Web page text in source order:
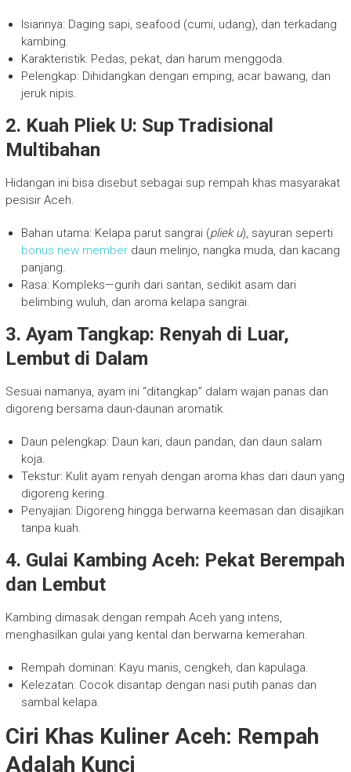
Isiannya: Daging sapi, seafood (cumi, udang), dan terkadang
kambing.
Karakteristik: Pedas, pekat, dan harum menggoda.
Pelengkap: Dihidangkan dengan emping, acar bawang, dan
jeruk nipis.
2. Kuah Pliek U: Sup Tradisional
Multibahan
Hidangan ini bisa disebut sebagai sup rempah khas masyarakat
pesisir Aceh.
Bahan utama: Kelapa parut sangrai (pliek u), sayuran seperti
bonus new memberdaun melinjo, nangka muda, dan kacang
panjang.
Rasa: Kompleks—gurih dari santan, sedikit asam dari
belimbing wuluh, dan aroma kelapa sangrai.
3. Ayam Tangkap: Renyah di Luar,
Lembut di Dalam
Sesuai namanya, ayam ini “ditangkap” dalam wajan panas dan
digoreng bersama daun-daunan aromatik.
Daun pelengkap: Daun kari, daun pandan, dan daun salam
koja.
Tekstur: Kulit ayam renyah dengan aroma khas dari daun yang
digoreng kering.
Penyajian: Digoreng hingga berwarna keemasan dan disajikan
tanpa kuah.
4. Gulai Kambing Aceh: Pekat Berempah
dan Lembut
Kambing dimasak dengan rempah Aceh yang intens,
menghasilkan gulai yang kental dan berwarna kemerahan.
Rempah dominan: Kayu manis, cengkeh, dan kapulaga.
Kelezatan: Cocok disantap dengan nasi putih panas dan
sambal kelapa.
Ciri Khas Kuliner Aceh: Rempah
Adalah Kunci